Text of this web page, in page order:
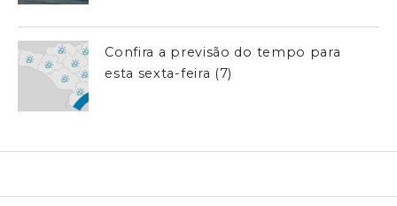
Confira a previsão do tempo para
esta sexta-feira (7)